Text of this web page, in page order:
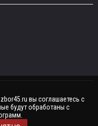
вы соглашаетесь с
будут обработаны с